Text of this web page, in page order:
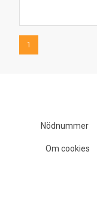
1
Nödnummer
Om cookies